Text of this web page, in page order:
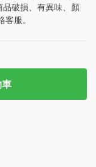
破損、有異味、顏
客服。